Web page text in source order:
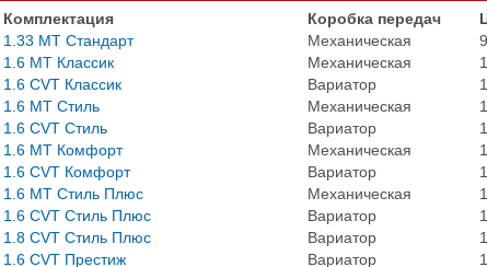
Комплектация Коробка передач
1.33 MT Стандарт
Механическая
1.6 MT Классик
Механическая
1.6 CVT Классик
Вариатор
1.6 MT Стиль
Механическая
1.6 CVT Стиль
Вариатор
1.6 MT Комфорт
Механическая
1.6 CVT Комфорт
Вариатор
1.6 MT Стиль Плюс
Механическая
1.6 CVT Стиль Плюс
Вариатор
1.8 CVT Стиль Плюс
Вариатор
1.6 CVT Престиж
Вариатор